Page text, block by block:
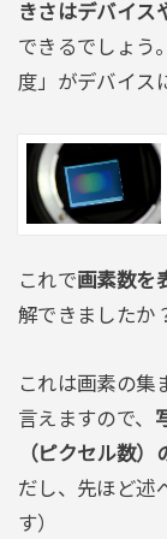
きさはデバイス
できるでしょう
度」がデバイス
これで画素数を
解できましたか
これは画素の集
言えますので、
（ピクセル数
だし、先ほど述
す）